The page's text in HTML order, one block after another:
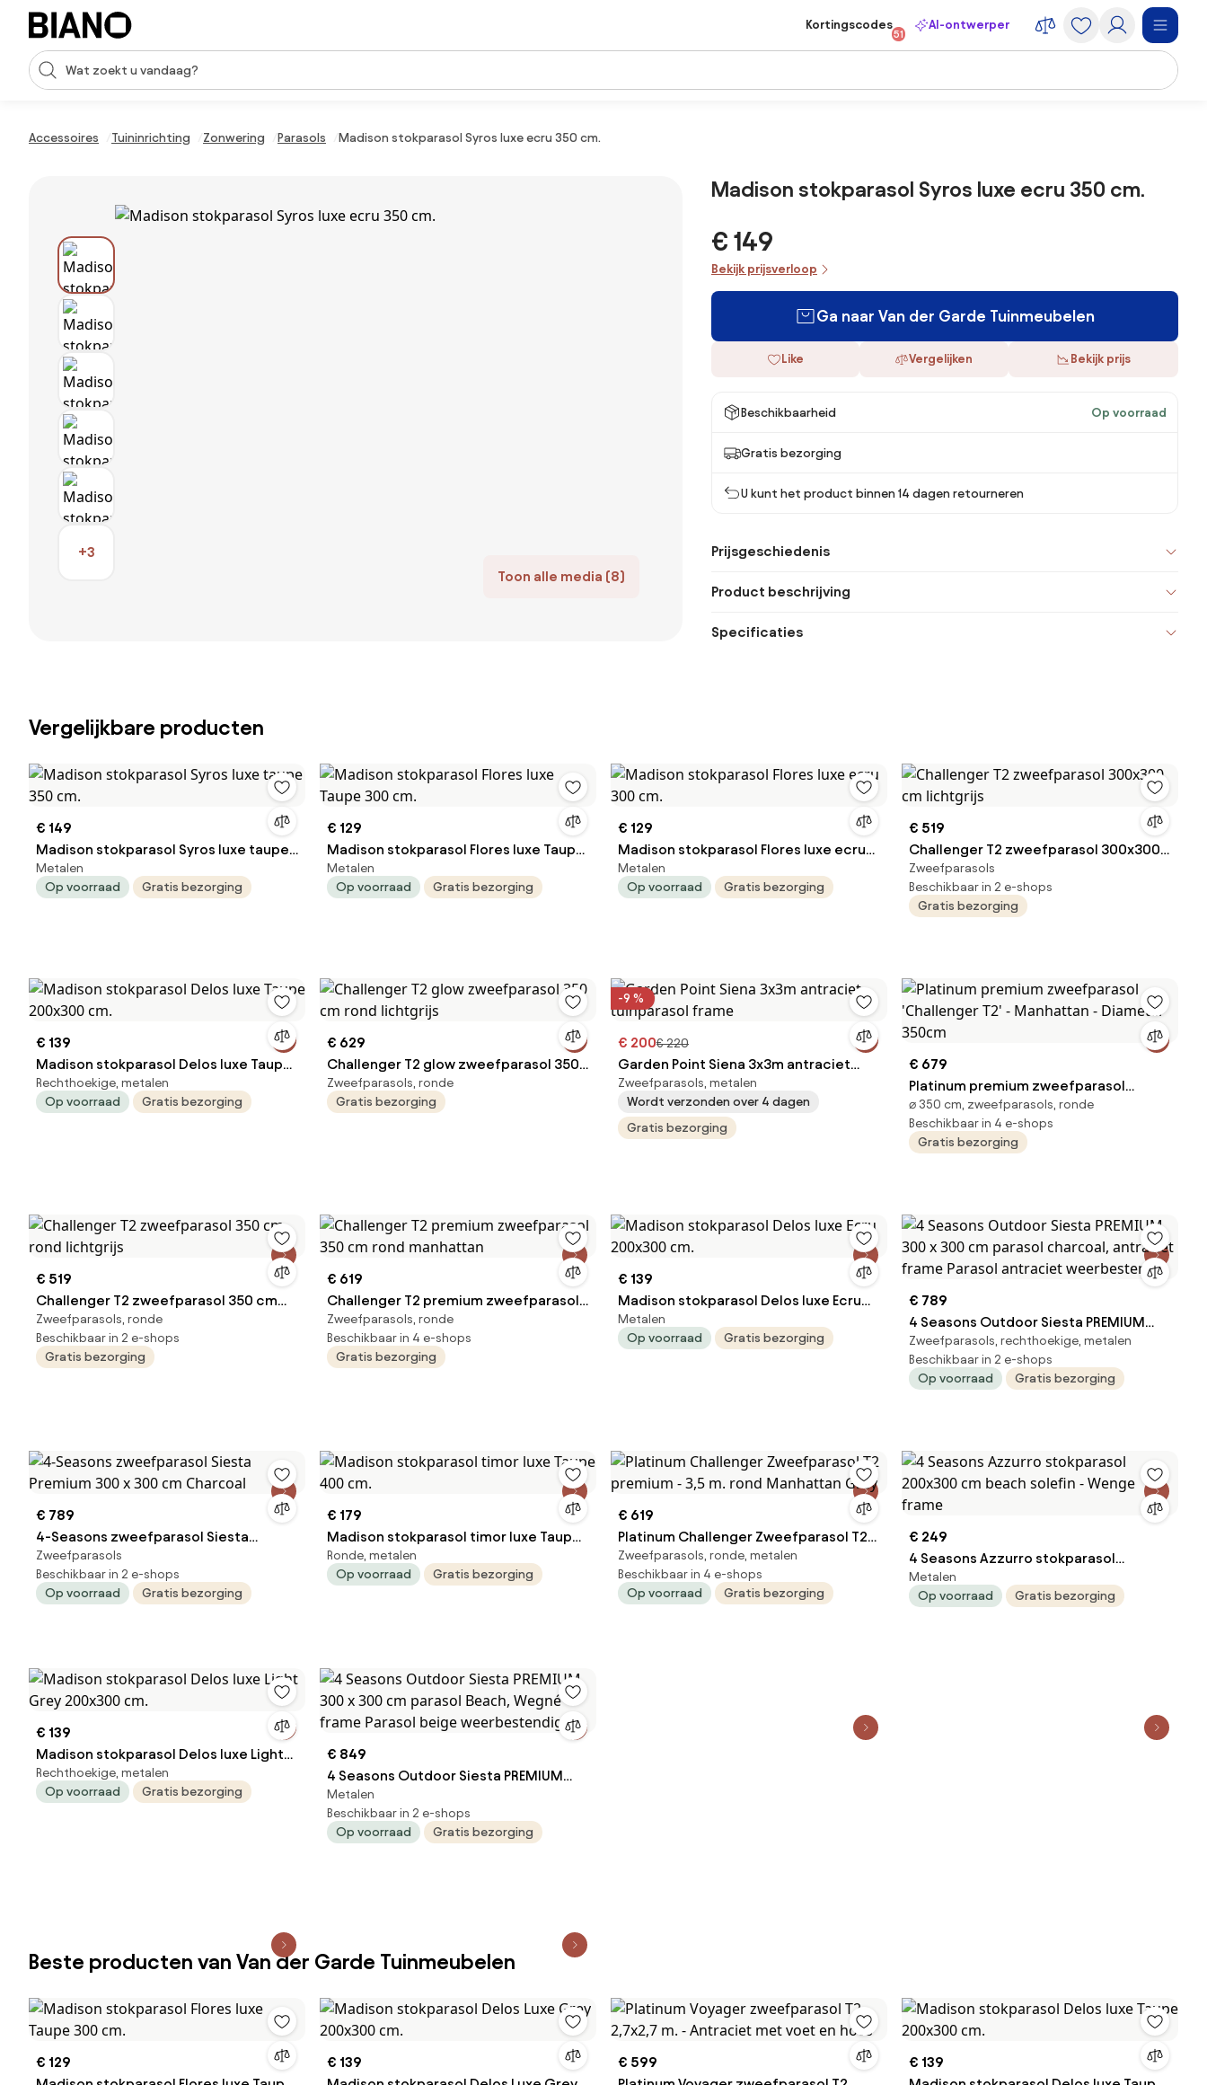
Navigatie overslaan, naar inhoud springen
Zoekopdracht invoeren
Kortingscodes
51
AI-ontwerper
Accessoires Tuininrichting Zonwering Parasols Madison stokparasol Syros luxe ecru 350 cm.
+3
Toon alle media (8)
Madison stokparasol Syros luxe ecru 350 cm.
€ 149
Bekijk prijsverloop
Ga naar Van der Garde Tuinmeubelen
Like Vergelijken Bekijk prijs
Beschikbaarheid Op voorraad
Gratis bezorging
U kunt het product binnen 14 dagen retourneren
Prijsgeschiedenis
Product beschrijving
Specificaties
Vergelijkbare producten
€ 149
Madison stokparasol Syros luxe taupe
350 cm.
Metalen
Op voorraad
Gratis bezorging
€ 129
Madison stokparasol Flores luxe Taupe
300 cm.
Metalen
Op voorraad
Gratis bezorging
€ 129
Madison stokparasol Flores luxe ecru
300 cm.
Metalen
Op voorraad
Gratis bezorging
€ 519
Challenger T2 zweefparasol 300x300
cm lichtgrijs
Zweefparasols
Beschikbaar in 2 e-shops
Gratis bezorging
€ 139
Madison stokparasol Delos luxe Taupe
200x300 cm.
Rechthoekige, metalen
Op voorraad
Gratis bezorging
€ 629
Challenger T2 glow zweefparasol 350
cm rond lichtgrijs
Zweefparasols, ronde
Gratis bezorging
-9 %
€ 200€ 220
Garden Point Siena 3x3m antraciet
tuinparasol frame
Zweefparasols, metalen
Wordt verzonden over 4 dagen
Gratis bezorging
€ 679
Platinum premium zweefparasol
'Challenger T2' - Manhattan - Diameter
350cm
⌀ 350 cm, zweefparasols, ronde
Beschikbaar in 4 e-shops
Gratis bezorging
€ 519
Challenger T2 zweefparasol 350 cm
rond lichtgrijs
Zweefparasols, ronde
Beschikbaar in 2 e-shops
Gratis bezorging
€ 619
Challenger T2 premium zweefparasol
350 cm rond manhattan
Zweefparasols, ronde
Beschikbaar in 4 e-shops
Gratis bezorging
€ 139
Madison stokparasol Delos luxe Ecru
200x300 cm.
Metalen
Op voorraad
Gratis bezorging
€ 789
4 Seasons Outdoor Siesta PREMIUM
300 x 300 cm parasol charcoal,
antraciet frame Parasol antraciet
weerbestendig
Zweefparasols, rechthoekige, metalen
Beschikbaar in 2 e-shops
Op voorraad
Gratis bezorging
€ 789
4-Seasons zweefparasol Siesta
Premium 300 x 300 cm Charcoal
Zweefparasols
Beschikbaar in 2 e-shops
Op voorraad
Gratis bezorging
€ 179
Madison stokparasol timor luxe Taupe
400 cm.
Ronde, metalen
Op voorraad
Gratis bezorging
€ 619
Platinum Challenger Zweefparasol T2
premium - 3,5 m. rond Manhattan Grey
Zweefparasols, ronde, metalen
Beschikbaar in 4 e-shops
Op voorraad
Gratis bezorging
€ 249
4 Seasons Azzurro stokparasol
200x300 cm beach solefin - Wenge
frame
Metalen
Op voorraad
Gratis bezorging
€ 139
Madison stokparasol Delos luxe Light
Grey 200x300 cm.
Rechthoekige, metalen
Op voorraad
Gratis bezorging
€ 849
4 Seasons Outdoor Siesta PREMIUM
300 x 300 cm parasol Beach, Wegné
frame Parasol beige weerbestendig
Metalen
Beschikbaar in 2 e-shops
Op voorraad
Gratis bezorging
Beste producten van Van der Garde Tuinmeubelen
€ 129
€ 139
€ 599
€ 139